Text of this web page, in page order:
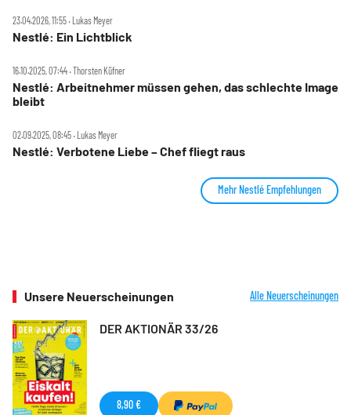
23.04.2026, 11:55 ‧ Lukas Meyer
Nestlé: Ein Lichtblick
16.10.2025, 07:44 ‧ Thorsten Küfner
Nestlé: Arbeitnehmer müssen gehen, das schlechte Image
bleibt
02.09.2025, 08:45 ‧ Lukas Meyer
Nestlé: Verbotene Liebe – Chef fliegt raus
Mehr Nestlé Empfehlungen
Unsere Neuerscheinungen Alle Neuerscheinungen
DER AKTIONÄR 33/26
8,90 €